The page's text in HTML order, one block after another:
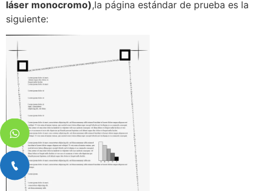
láser monocromo),la página estándar de prueba es la
siguiente: